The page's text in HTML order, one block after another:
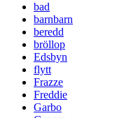
bad
barnbarn
beredd
bröllop
Edsbyn
flytt
Frazze
Freddie
Garbo